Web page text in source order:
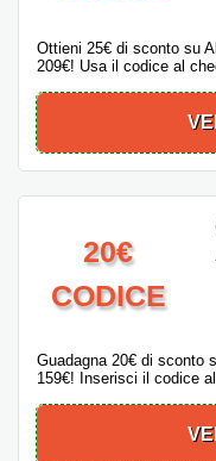
Ottieni 25€ di sconto su
209€! Usa il codice al
20€
CODICE
Guadagna 20€ di sconto
159€! Inserisci il codice